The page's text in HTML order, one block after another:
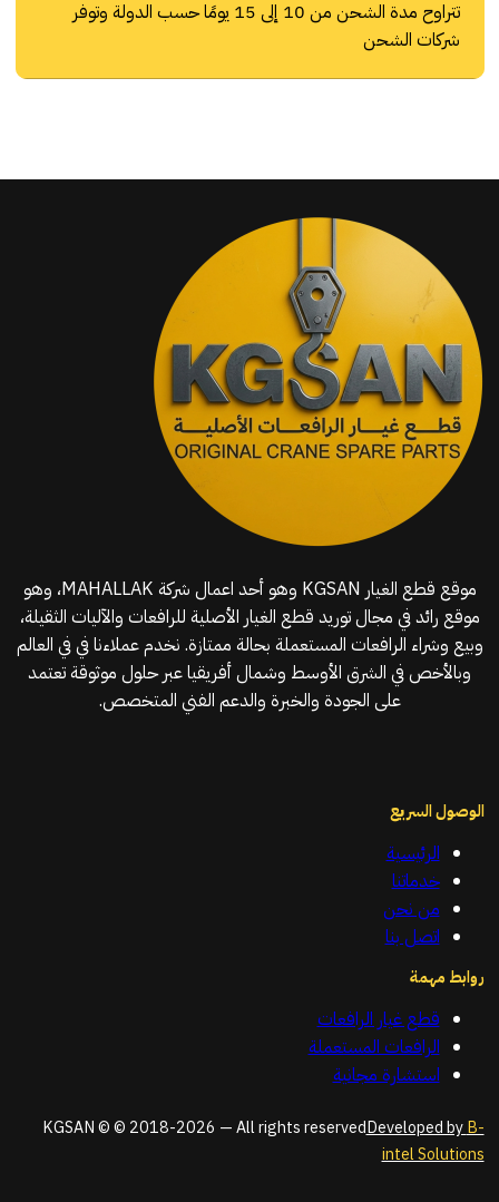
تتراوح مدة الشحن من 10 إلى 15 يومًا حسب الدولة وتوفر
شركات الشحن
موقع قطع الغيار KGSAN وهو أحد اعمال شركة MAHALLAK، وهو
موقع رائد في مجال توريد قطع الغيار الأصلية للرافعات والآليات الثقيلة،
وبيع وشراء الرافعات المستعملة بحالة ممتازة. نخدم عملاءنا في في العالم
وبالأخص في الشرق الأوسط وشمال أفريقيا عبر حلول موثوقة تعتمد
على الجودة والخبرة والدعم الفني المتخصص.
الوصول السريع
الرئيسية
خدماتنا
من نحن
اتصل بنا
روابط مهمة
قطع غيار الرافعات
الرافعات المستعملة
استشارة مجانية
KGSAN © © 2018-2026 — All rights reservedDeveloped byB-
intel Solutions